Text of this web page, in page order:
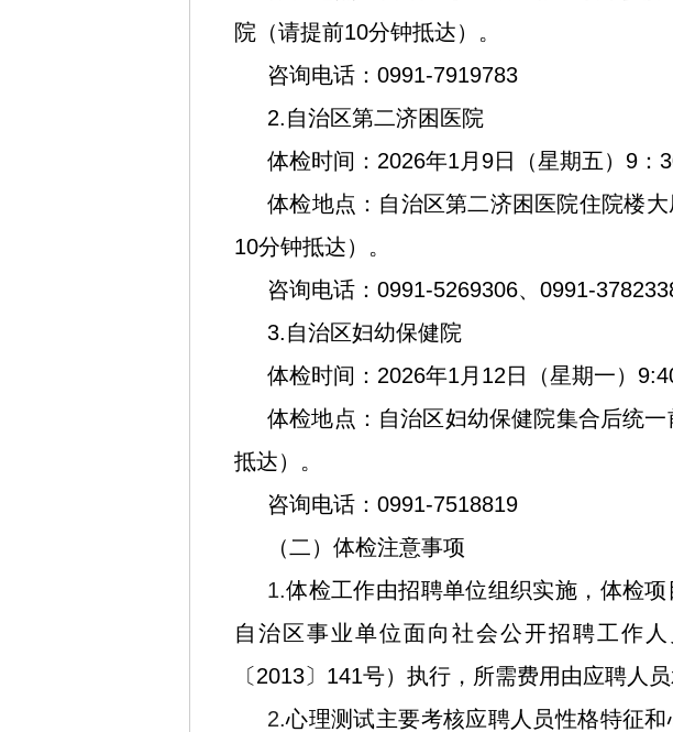
院（请提前10分钟抵达）。
咨询电话：0991-7919783
2.自治区第二济困医院
体检时间：2026年1月9日（星期五）9：
体检地点：自治区第二济困医院住院楼
10分钟抵达）。
咨询电话：0991-5269306、0991-
3.自治区妇幼保健院
体检时间：2026年1月12日（星期一）
体检地点：自治区妇幼保健院集合后统
抵达）。
咨询电话：0991-7518819
（二）体检注意事项
1.体检工作由招聘单位组织实施，体检
自治区事业单位面向社会公开招聘工作
〔2013〕141号）执行，所需费用由应聘人员
2.心理测试主要考核应聘人员性格特征